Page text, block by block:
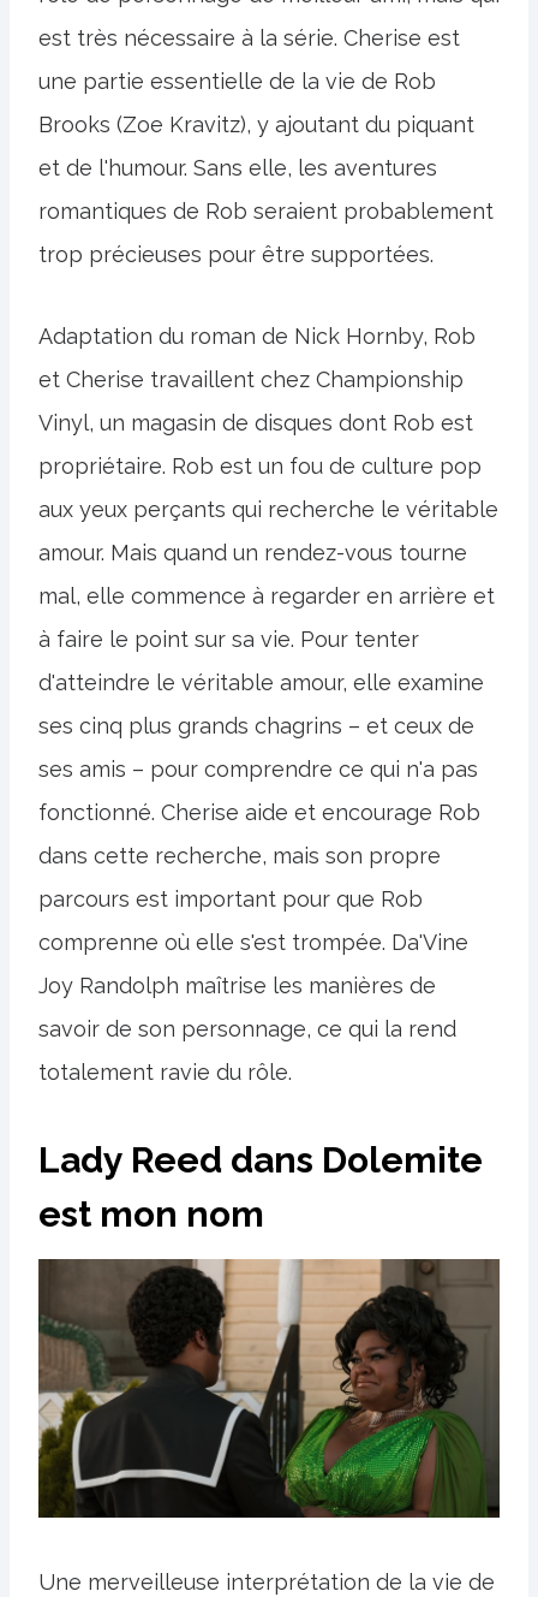
est très nécessaire à la série. Cherise est
une partie essentielle de la vie de Rob
Brooks (Zoe Kravitz), y ajoutant du piquant
et de l'humour. Sans elle, les aventures
romantiques de Rob seraient probablement
trop précieuses pour être supportées.
Adaptation du roman de Nick Hornby, Rob
et Cherise travaillent chez Championship
Vinyl, un magasin de disques dont Rob est
propriétaire. Rob est un fou de culture pop
aux yeux perçants qui recherche le véritable
amour. Mais quand un rendez-vous tourne
mal, elle commence à regarder en arrière et
à faire le point sur sa vie. Pour tenter
d'atteindre le véritable amour, elle examine
ses cinq plus grands chagrins – et ceux de
ses amis – pour comprendre ce qui n'a pas
fonctionné. Cherise aide et encourage Rob
dans cette recherche, mais son propre
parcours est important pour que Rob
comprenne où elle s'est trompée. Da'Vine
Joy Randolph maîtrise les manières de
savoir de son personnage, ce qui la rend
totalement ravie du rôle.
Lady Reed dans Dolemite
est mon nom
Une merveilleuse interprétation de la vie de